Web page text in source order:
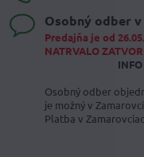
Osobný odber
Predajňa je od
NATRVALO
Osobný odber
je možný v
Platba v